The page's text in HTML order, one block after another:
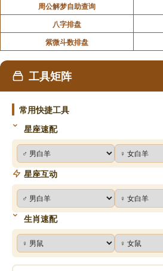
周公解梦自助查询
八字排盘
紫微斗数排盘
工具矩阵
常用快捷工具
星座速配
星座互动
生肖速配